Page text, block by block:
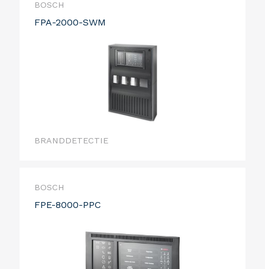
BOSCH
FPA-2000-SWM
BRANDDETECTIE
BOSCH
FPE-8000-PPC